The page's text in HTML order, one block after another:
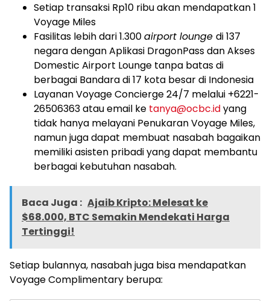
Setiap transaksi Rp10 ribu akan mendapatkan 1
Voyage Miles
Fasilitas lebih dari 1.300airport lounge di 137
negara dengan Aplikasi DragonPass dan Akses
Domestic Airport Lounge tanpa batas di
berbagai Bandara di 17 kota besar di Indonesia
Layanan Voyage Concierge 24/7 melalui +6221-
26506363 atau email ke tanya@ocbc.idyang
tidak hanya melayani Penukaran Voyage Miles,
namun juga dapat membuat nasabah bagaikan
memiliki asisten pribadi yang dapat membantu
berbagai kebutuhan nasabah.
Baca Juga : Ajaib Kripto: Melesat ke
$68.000, BTC Semakin Mendekati Harga
Tertinggi!
Setiap bulannya, nasabah juga bisa mendapatkan
Voyage Complimentary berupa: